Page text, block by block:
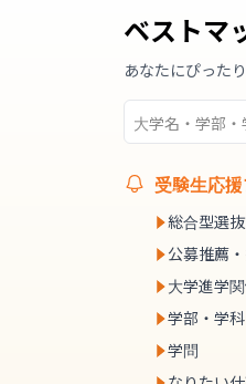
ベストマ
あなたにぴった
受験生応
総合型選抜
公募推薦
大学進学
学部・学科
学問